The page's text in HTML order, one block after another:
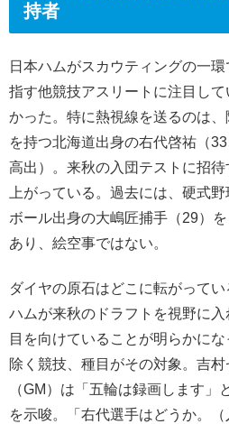
持者
日本ハムがスカウティングの一
指す他競技アスリートに注目し
かった。特に熱視線を送るのは
を持つ北海道出身の右代啓祐（
高出）。来秋の入団テストに招
上がっている。過去には、硬式
ボール出身の大嶋匠捕手（29）
あり、絵空事ではない。
ダイヤの原石はどこに転がって
ハムが来秋のドラフトを視野に
目を向けていることが明らかに
除く競技、種目がその対象。吉
（GM）は「五輪は録画します」
を示唆。「右代選手はどうか。